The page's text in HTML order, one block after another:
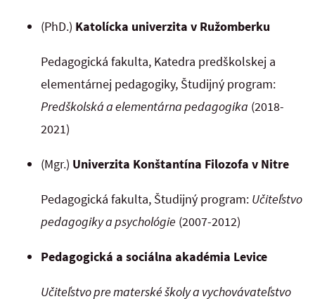
(PhD.) Katolícka univerzita v Ružomberku
Pedagogická fakulta, Katedra predškolskej a
elementárnej pedagogiky, Študijný program:
Predškolská a elementárna pedagogika (2018-
2021)
(Mgr.) Univerzita Konštantína Filozofa v Nitre
Pedagogická fakulta, Študijný program: Učiteľstvo
pedagogiky a psychológie (2007-2012)
Pedagogická a sociálna akadémia Levice
Učiteľstvo pre materské školy a vychovávateľstvo